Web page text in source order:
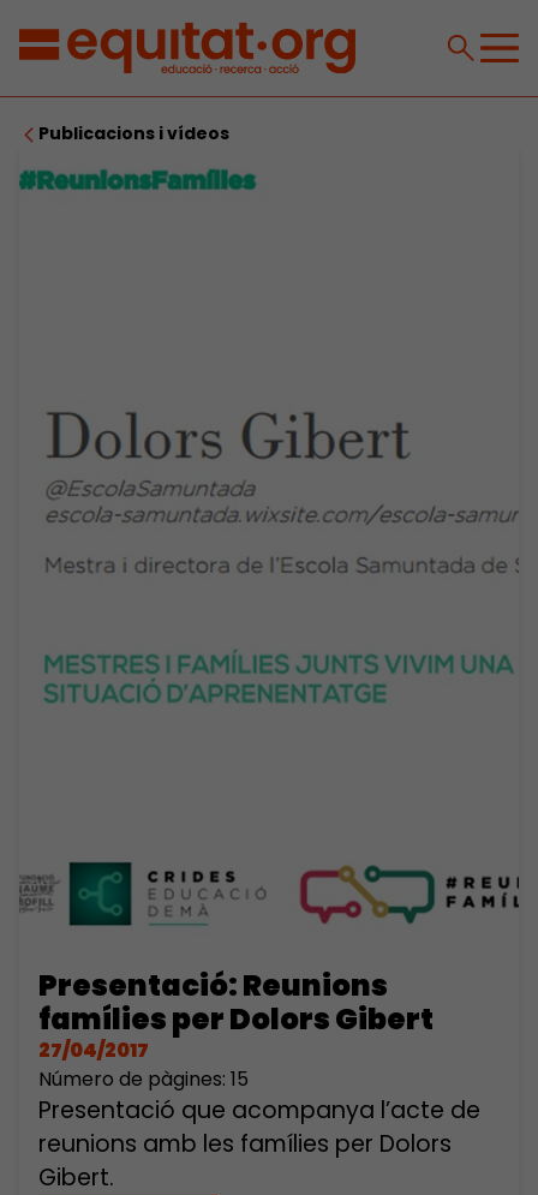
Publicacions i vídeos
Presentació: Reunions
famílies per Dolors Gibert
27/04/2017
Número de pàgines: 15
Presentació que acompanya l’acte de
reunions amb les famílies per Dolors
Gibert.